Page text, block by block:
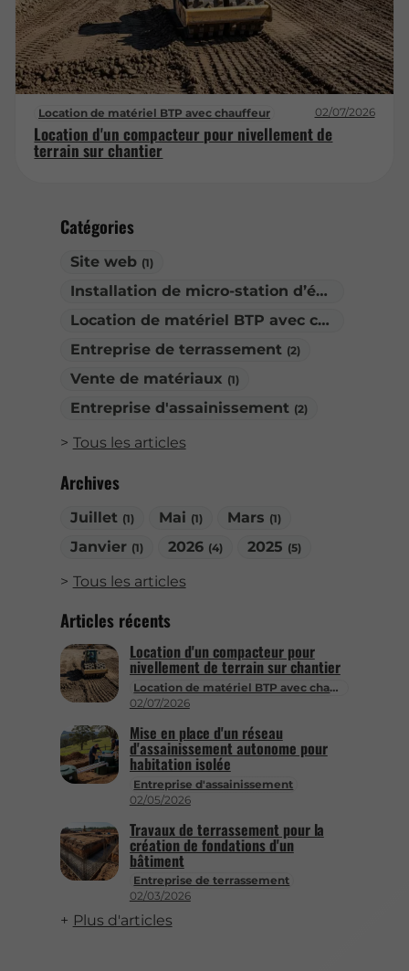
Catégories
Site web (1)
Installation de micro-station d’épuration
Location de matériel BTP avec chauffeur
Entreprise de terrassement (2)
Vente de matériaux (1)
Entreprise d'assainissement (2)
Tous les articles
Archives
Juillet (1) Mai (1) Mars (1)
Janvier (1) 2026 (4) 2025 (5)
Tous les articles
Articles récents
Location de matériel BTP avec chauffeur
02/07/2026
Location d'un compacteur pour
nivellement de terrain sur chantier
Entreprise d'assainissement
02/05/2026
Mise en place d'un réseau
d'assainissement autonome pour
habitation isolée
Entreprise de terrassement
02/03/2026
Travaux de terrassement pour la
création de fondations d'un
bâtiment
Plus d'articles
Location de matériel BTP avec chauffeur 02/07/2026
Location d'un compacteur pour nivellement de
terrain sur chantier